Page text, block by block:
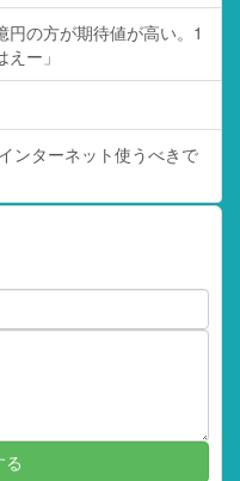
の方が期待値が高い。1
ー」
ンターネット使うべきで